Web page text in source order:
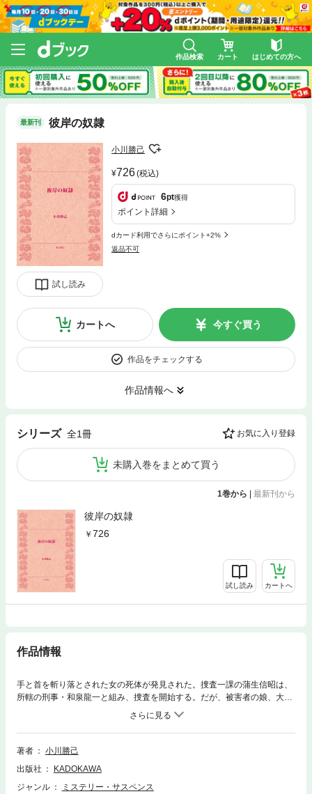
作品検索 カート はじめての方へ
最新刊 彼岸の奴隷
試し読み
小川勝己
726(税込)
6pt獲得
ポイント詳細
dカード利用でさらにポイント+2%
返品不可
カートへ 今すぐ買う
作品をチェックする
作品情報へ
シリーズ 全1冊 お気に入り登録
未購入巻をまとめて買う
1巻から | 最新刊から
彼岸の奴隷
726
試し読み カートへ
作品情報
手と首を斬り落とされた女の死体が発見された。捜査一課の蒲生信昭は、
所轄の刑事・和泉龍一と組み、捜査を開始する。だが、被害者の娘、大河
内涼を見たとたん、和泉の様子がおかしくなる。和泉を疑い出した蒲生
は、彼の過去を調べるが……。血と暴力に彩られたあらゆる罪悪が襲いか
かる狂気のクライム・ノベル。鬼才・小川勝己が描く、救いのない、背徳
的な快楽に満ちた世界から、あなたは抜け出せるか――。
著者
小川勝己
出版社
KADOKAWA
ジャンル
ミステリー・サスペンス